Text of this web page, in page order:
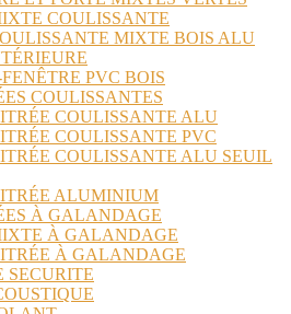
COULISSANTE
MIXTE BOIS ALU
PVC BOIS
COULISSANTES
COULISSANTE ALU
COULISSANTE PVC
COULISSANTE ALU SEUIL
ALUMINIUM
À GALANDAGE
À GALANDAGE
À GALANDAGE
SECURITE